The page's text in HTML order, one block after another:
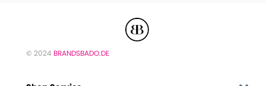
© 2024 BRANDSBADO.DE